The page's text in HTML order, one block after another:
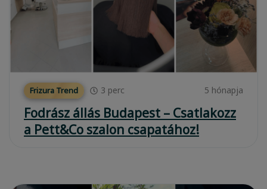
Frizura Trend 3 perc 5 hónapja
Fodrász állás Budapest – Csatlakozz
a Pett&Co szalon csapatához!